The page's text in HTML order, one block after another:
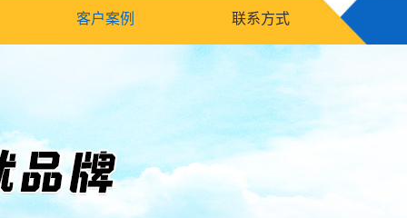
客户案例 联系方式